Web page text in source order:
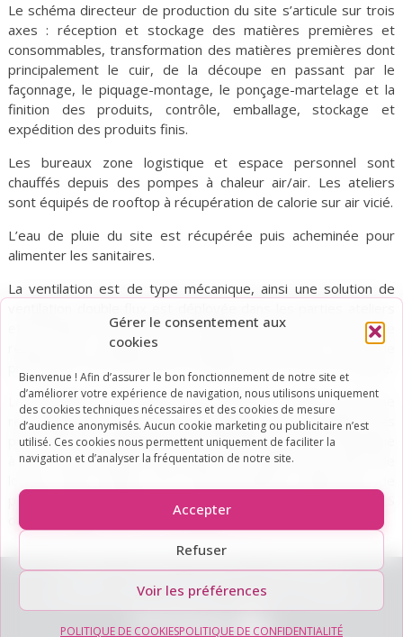
Gérer le consentement aux
cookies
Bienvenue ! Afin d’assurer le bon fonctionnement de notre site et
d’améliorer votre expérience de navigation, nous utilisons uniquement
des cookies techniques nécessaires et des cookies de mesure
d’audience anonymisés. Aucun cookie marketing ou publicitaire n’est
utilisé. Ces cookies nous permettent uniquement de faciliter la
navigation et d’analyser la fréquentation de notre site.
Accepter
Refuser
Voir les préférences
POLITIQUE DE COOKIESPOLITIQUE DE CONFIDENTIALITÉ
Le schéma directeur de production du site s’articule sur trois
axes : réception et stockage des matières premières et
consommables, transformation des matières premières dont
principalement le cuir, de la découpe en passant par le
façonnage, le piquage-montage, le ponçage-martelage et la
finition des produits, contrôle, emballage, stockage et
expédition des produits finis.
Les bureaux zone logistique et espace personnel sont
chauffés depuis des pompes à chaleur air/air. Les ateliers
sont équipés de rooftop à récupération de calorie sur air vicié.
L’eau de pluie du site est récupérée puis acheminée pour
alimenter les sanitaires.
La ventilation est de type mécanique, ainsi une solution de
et formation, et une solution simple flux dans les bureaux. Le
réseau d’air comprimé est déployé sur toute la zone de
production, avec descente sur établi et prise à raccord rapide.
La distribution de courant forts depuis le TGBT (lui-même
relié depuis un poste de transformation privé) alimente des
prises mono et triphasées. Les luminaires sont de technologie
à LED. Des principes d’éclairage sont réalisés par nature de
présence, temporisation). Le projet est équipé de CANALIS
dans les ateliers et d’une distribution VDI.
© 2026 –BEMING GROUPE|Politique de
confidentialité|Mentions Légales